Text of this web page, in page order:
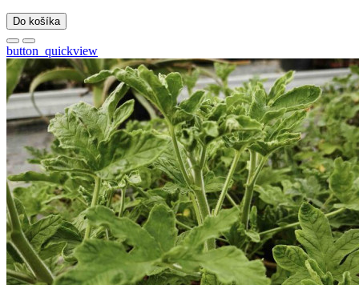
Do košíka
button_quickview